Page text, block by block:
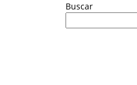
Buscar